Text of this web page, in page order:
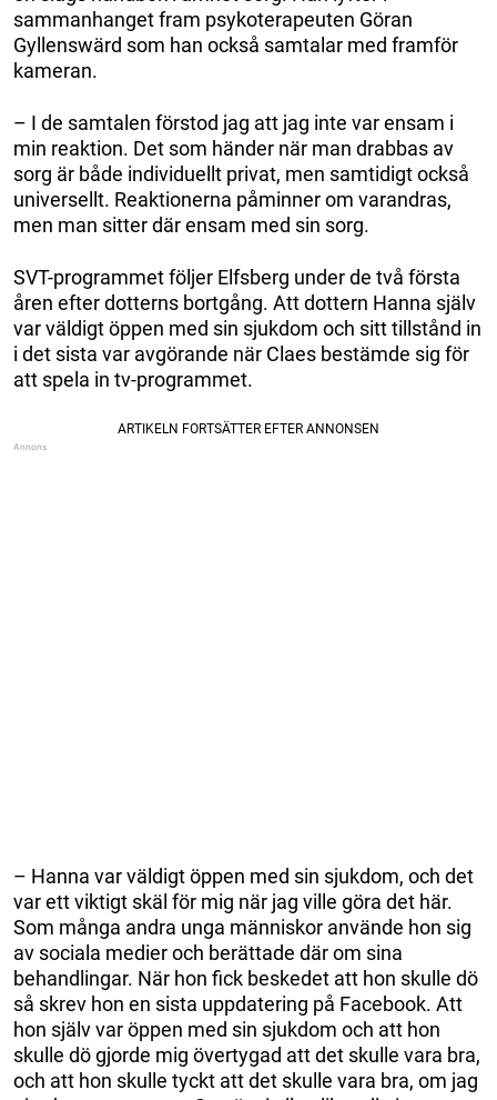
sammanhanget fram psykoterapeuten Göran
Gyllenswärd som han också samtalar med framför
kameran.
– I de samtalen förstod jag att jag inte var ensam i
min reaktion. Det som händer när man drabbas av
sorg är både individuellt privat, men samtidigt också
universellt. Reaktionerna påminner om varandras,
men man sitter där ensam med sin sorg.
SVT-programmet följer Elfsberg under de två första
åren efter dotterns bortgång. Att dottern Hanna själv
var väldigt öppen med sin sjukdom och sitt tillstånd in
i det sista var avgörande när Claes bestämde sig för
att spela in tv-programmet.
– Hanna var väldigt öppen med sin sjukdom, och det
var ett viktigt skäl för mig när jag ville göra det här.
Som många andra unga människor använde hon sig
av sociala medier och berättade där om sina
behandlingar. När hon fick beskedet att hon skulle dö
så skrev hon en sista uppdatering på Facebook. Att
hon själv var öppen med sin sjukdom och att hon
skulle dö gjorde mig övertygad att det skulle vara bra,
och att hon skulle tyckt att det skulle vara bra, om jag